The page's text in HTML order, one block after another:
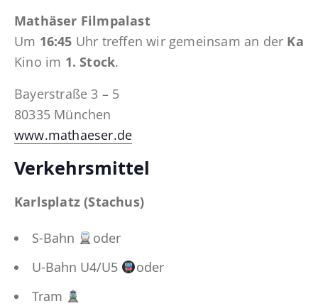
Mathäser Filmpalast
Um 16:45 Uhr treffen wir gemeinsam an der
Kino im 1. Stock.
Bayerstraße 3 – 5
80335 München
www.mathaeser.de
Verkehrsmittel
Karlsplatz (Stachus)
S-Bahn
oder
U-Bahn U4/U5
oder
Tram